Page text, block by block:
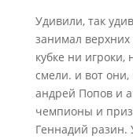
Удивили, так
занимал
кубке ни
смели. и вот
андрей Попов и
чемпионы и
Геннадий разин.